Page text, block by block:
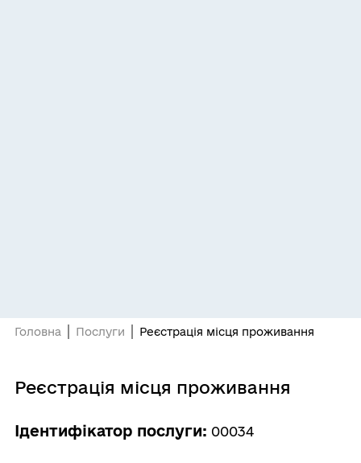
Головна Послуги Реєстрація місця проживання
Реєстрація місця проживання
Ідентифікатор послуги: 00034